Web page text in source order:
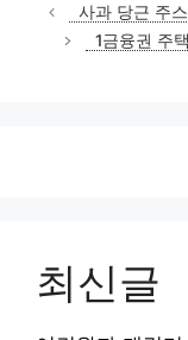
사과 당근 주
1금융권 주
최신글